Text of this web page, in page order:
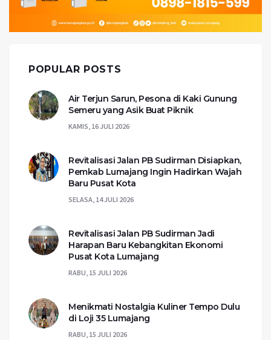
POPULAR POSTS
Air Terjun Sarun, Pesona di Kaki Gunung
Semeru yang Asik Buat Piknik
KAMIS, 16 JULI 2026
Revitalisasi Jalan PB Sudirman Disiapkan,
Pemkab Lumajang Ingin Hadirkan Wajah
Baru Pusat Kota
SELASA, 14 JULI 2026
Revitalisasi Jalan PB Sudirman Jadi
Harapan Baru Kebangkitan Ekonomi
Pusat Kota Lumajang
RABU, 15 JULI 2026
Menikmati Nostalgia Kuliner Tempo Dulu
di Loji 35 Lumajang
RABU, 15 JULI 2026